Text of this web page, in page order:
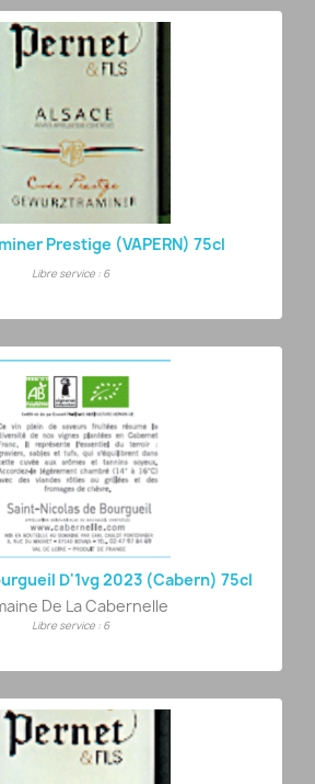
Prestige (VAPERN) 75cl
Libre service : 6
D'1vg 2023 (Cabern) 75cl
De La Cabernelle
Libre service : 6